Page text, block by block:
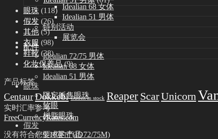
Idealian 68 女体
Idealian 51 男体
特别活动
展览会
配件
Idealian 72/75 男体
Idealian 68 女体
Idealian 51 男体
眼珠
限定贩售眼珠
软眼
树脂眼珠
假发
9-10英寸(ID72/75M)
眼珠 (118)
假发 (26)
其他 (5)
衣服 (98)
鞋靴 (38)
化妆保养品 (9)
产品标签
CentaurDokkebi Outfits in stock Reaper ScarUnicorn
实时汇率参考
FreeCurrencyRates.com
没有符合您要求的产品